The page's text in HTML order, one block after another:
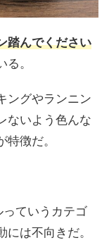
踏んでください
。
ングやランニン
ないよう色んな
徴だ。
ていうカテゴ
は不向きだ。